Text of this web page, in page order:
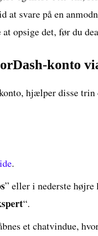
at svare på en
opsige det, før du
konto
hjælper disse trin
.
” eller i nederste
“.
et chatvindue,